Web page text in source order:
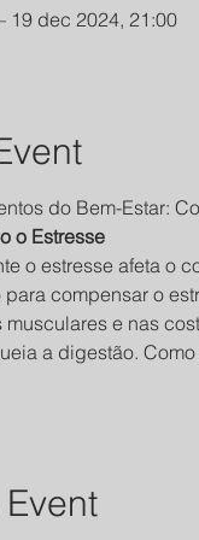
19 dec 2024, 21:00
do Bem-Estar:
o Estresse
o estresse afeta o
compensar o
e nas
a digestão. Como